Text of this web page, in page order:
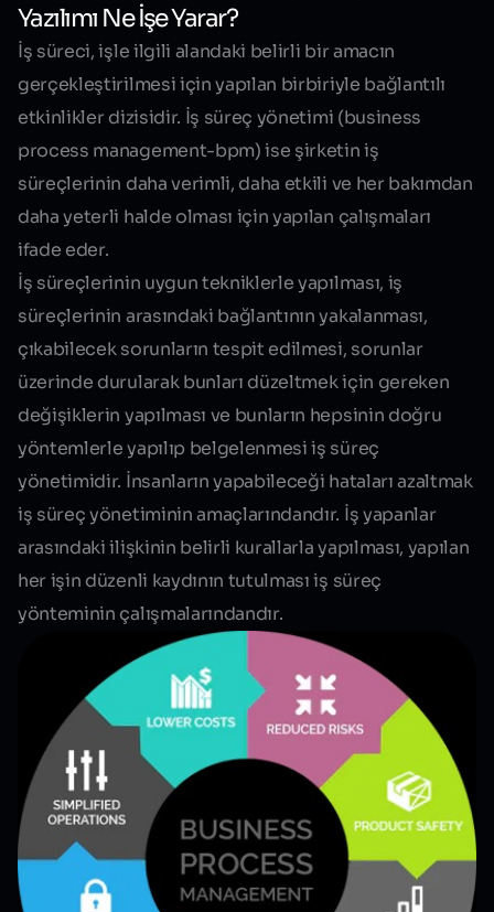
Yazılımı Ne İşe Yarar?
İş süreci, işle ilgili alandaki belirli bir amacın
gerçekleştirilmesi için yapılan birbiriyle bağlantılı
etkinlikler dizisidir. İş süreç yönetimi (business
process management-bpm) ise şirketin iş
süreçlerinin daha verimli, daha etkili ve her bakımdan
daha yeterli halde olması için yapılan çalışmaları
ifade eder.
İş süreçlerinin uygun tekniklerle yapılması, iş
süreçlerinin arasındaki bağlantının yakalanması,
çıkabilecek sorunların tespit edilmesi, sorunlar
üzerinde durularak bunları düzeltmek için gereken
değişiklerin yapılması ve bunların hepsinin doğru
yöntemlerle yapılıp belgelenmesi iş süreç
yönetimidir. İnsanların yapabileceği hataları azaltmak
iş süreç yönetiminin amaçlarındandır. İş yapanlar
arasındaki ilişkinin belirli kurallarla yapılması, yapılan
her işin düzenli kaydının tutulması iş süreç
yönteminin çalışmalarındandır.